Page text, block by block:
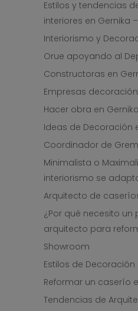
Estilos y tendencias
interiores en Gernika
Interiorismo y
Orue apoyando al
Constructoras en
Empresas
Hacer obra en Gernika
Ideas de Decoración
Coordinador de
Minimalista o
interiorismo se
Arquitecto de
¿Por qué necesito un
arquitecto para
Showroom
Estilos de Decoración
Reformar un caserío
Tendencias de